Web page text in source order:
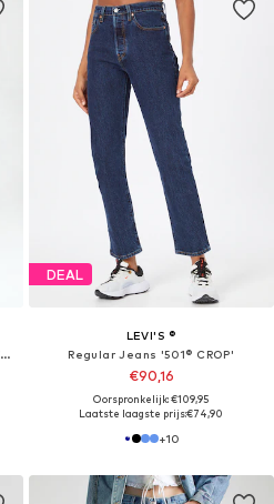
Regular Jeans '501® JEANS FOR WOMEN'
DEAL
LEVI'S ®
Regular Jeans '501® CROP'
€90,16
Oorspronkelijk: €109,95
Laatste laagste prijs:€74,90
+10